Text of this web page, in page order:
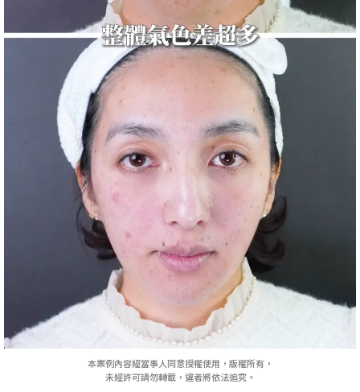
本案例內容經當事人同意授權使用，版權所有，
未經許可請勿轉載，違者將依法追究。